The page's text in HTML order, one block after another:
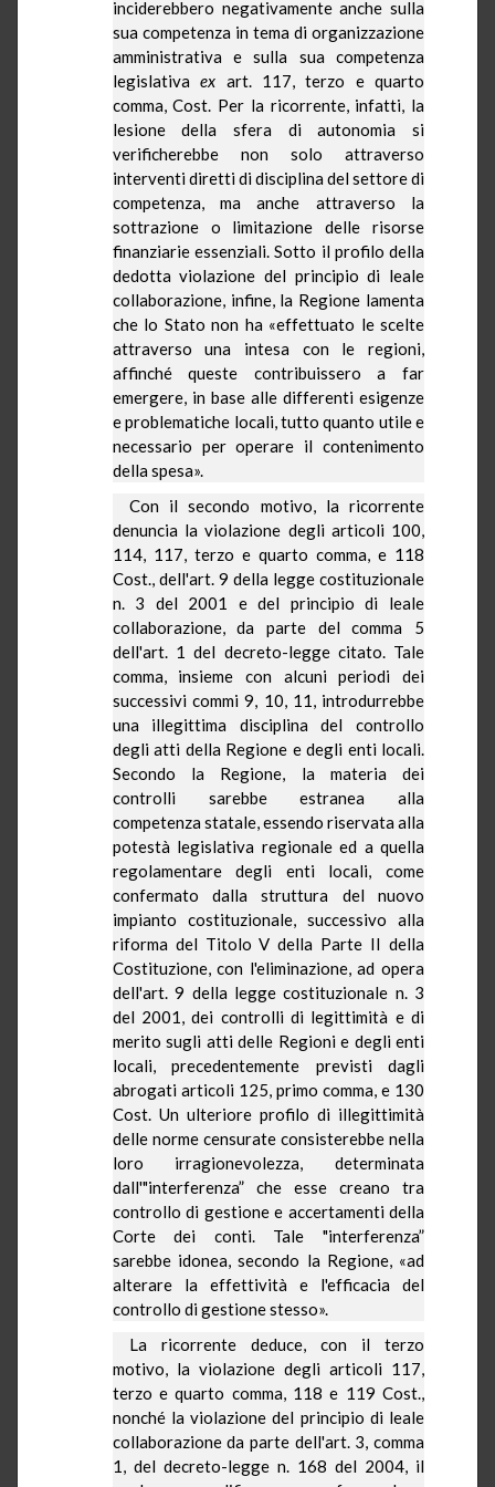
inciderebbero negativamente anche sulla
sua competenza in tema di organizzazione
amministrativa e sulla sua competenza
legislativaex art. 117, terzo e quarto
comma, Cost. Per la ricorrente, infatti, la
lesione della sfera di autonomia si
verificherebbe non solo attraverso
interventi diretti di disciplina del settore di
competenza, ma anche attraverso la
sottrazione o limitazione delle risorse
finanziarie essenziali. Sotto il profilo della
dedotta violazione del principio di leale
collaborazione, infine, la Regione lamenta
che lo Stato non ha «effettuato le scelte
attraverso una intesa con le regioni,
affinché queste contribuissero a far
emergere, in base alle differenti esigenze
e problematiche locali, tutto quanto utile e
necessario per operare il contenimento
della spesa».
Con il secondo motivo, la ricorrente
denuncia la violazione degli articoli 100,
114, 117, terzo e quarto comma, e 118
Cost., dell'art. 9 della legge costituzionale
n. 3 del 2001 e del principio di leale
collaborazione, da parte del comma 5
dell'art. 1 del decreto-legge citato. Tale
comma, insieme con alcuni periodi dei
successivi commi 9, 10, 11, introdurrebbe
una illegittima disciplina del controllo
degli atti della Regione e degli enti locali.
Secondo la Regione, la materia dei
controlli sarebbe estranea alla
competenza statale, essendo riservata alla
potestà legislativa regionale ed a quella
regolamentare degli enti locali, come
confermato dalla struttura del nuovo
impianto costituzionale, successivo alla
riforma del Titolo V della Parte II della
Costituzione, con l'eliminazione, ad opera
dell'art. 9 della legge costituzionale n. 3
del 2001, dei controlli di legittimità e di
merito sugli atti delle Regioni e degli enti
locali, precedentemente previsti dagli
abrogati articoli 125, primo comma, e 130
Cost. Un ulteriore profilo di illegittimità
delle norme censurate consisterebbe nella
loro irragionevolezza, determinata
dall'"interferenza” che esse creano tra
controllo di gestione e accertamenti della
Corte dei conti. Tale "interferenza”
sarebbe idonea, secondo la Regione, «ad
alterare la effettività e l'efficacia del
controllo di gestione stesso».
La ricorrente deduce, con il terzo
motivo, la violazione degli articoli 117,
terzo e quarto comma, 118 e 119 Cost.,
nonché la violazione del principio di leale
collaborazione da parte dell'art. 3, comma
1, del decreto-legge n. 168 del 2004, il